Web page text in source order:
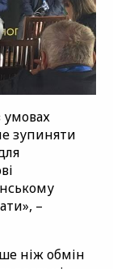
умовах
зупиняти
–
ніж обмін